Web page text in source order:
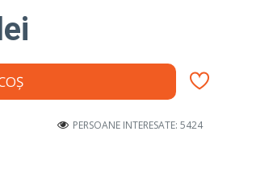
PERSOANE INTERESATE: 5424